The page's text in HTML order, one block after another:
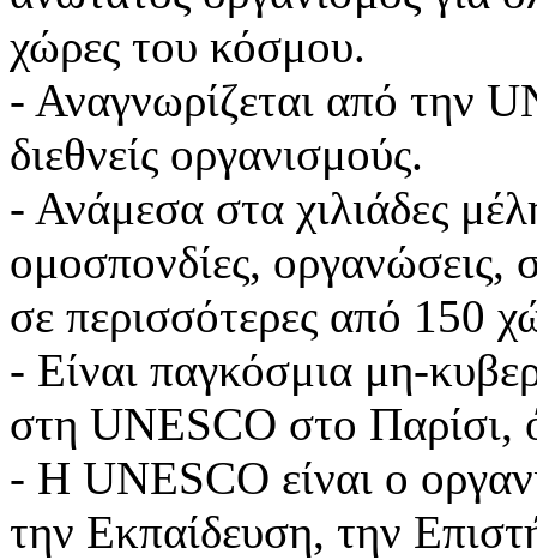
χώρες του κόσμου.
- Αναγνωρίζεται από την
διεθνείς οργανισμούς.
- Ανάμεσα στα χιλιάδες
ομοσπονδίες, οργανώσεις,
σε περισσότερες από 150
- Είναι παγκόσμια μη-
στη UNESCO στο Παρίσι,
- Η UNESCO είναι ο
την Εκπαίδευση, την